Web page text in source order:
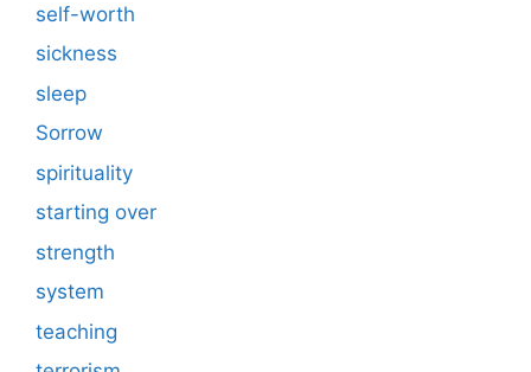
self-worth
sickness
sleep
Sorrow
spirituality
starting over
strength
system
teaching